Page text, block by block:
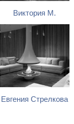
Виктория М.
Евгения Стрелкова